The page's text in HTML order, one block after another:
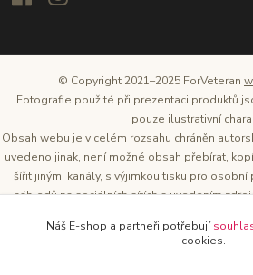
© Copyright 2021–2025 ForVeteran
Fotografie použité při prezentaci produktů
pouze ilustrativní
Obsah webu je v celém rozsahu chráněn
uvedeno jinak, není možné obsah přebírat,
šířit jinými kanály, s výjimkou tisku pro osobní
náhledů na sociálních sítích s uvedením
těchto webových stránek je
Náš E-shop a partneři potřebují
cookies.